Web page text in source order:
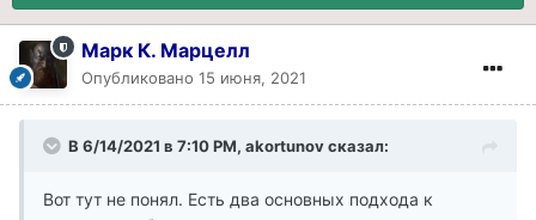
Марк К. Марцелл
Опубликовано 15 июня, 2021
В 6/14/2021 в 7:10 PM, akortunov сказал:
Вот тут не понял. Есть два основных подхода к